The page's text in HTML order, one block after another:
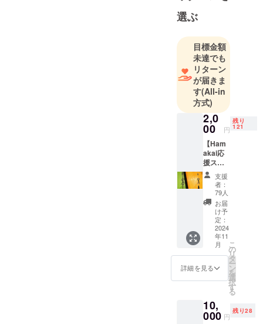
選ぶ
目標金額
未達でも
リターン
が届きま
す(All-in
方式)
2,0
00 円
残り
121
【Ham
akai応
援ス
テッ
カー】
・サイ
ズ：縦
15cm
横
7.7cm
支援
者：
79人
お届
け予
定：
2024
年11
月
詳細を見る
こ
の
リ
タ
ー
ン
を
選
択
す
る
10,
000 円
残り28